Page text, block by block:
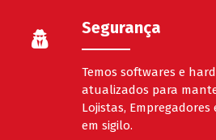
Segurança
Temos softwares e
atualizados para
Lojistas,
em sigilo.